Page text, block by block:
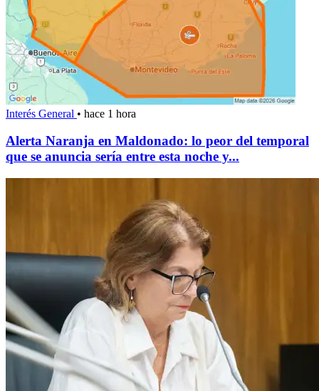
Interés General • hace 1 hora
Alerta Naranja en Maldonado: lo peor del temporal
que se anuncia sería entre esta noche y...